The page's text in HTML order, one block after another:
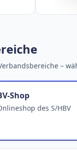
–
Shop
des S/HBV